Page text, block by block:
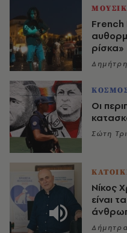
French
ρίσκα»
Οι
Σώτη
Νίκος
είναι